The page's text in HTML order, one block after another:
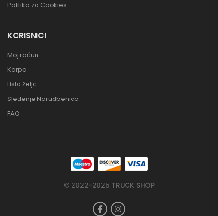
Politika za Cookies
KORISNICI
Moj račun
Korpa
Lista želja
Sledenje Narudbenica
FAQ
© 2022-2025 TRUCK SHOP